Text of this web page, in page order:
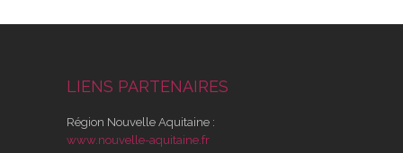
LIENS PARTENAIRES
Région Nouvelle Aquitaine :
www.nouvelle-aquitaine.fr